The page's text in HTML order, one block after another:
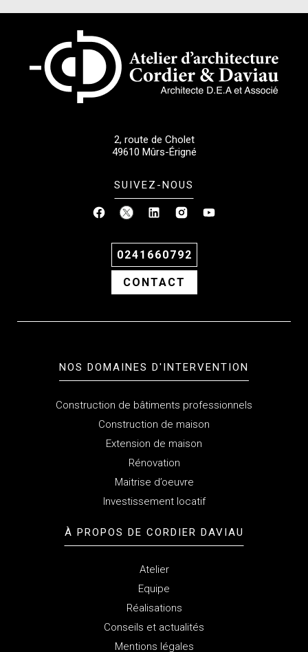
2, route de Cholet
49610 Mûrs-Érigné
SUIVEZ-NOUS
0241660792
CONTACT
NOS DOMAINES D'INTERVENTION
Construction de bâtiments professionnels
Construction de maison
Extension de maison
Rénovation
Maitrise d’oeuvre
Investissement locatif
À PROPOS DE CORDIER DAVIAU
Atelier
Equipe
Réalisations
Conseils et actualités
Mentions légales